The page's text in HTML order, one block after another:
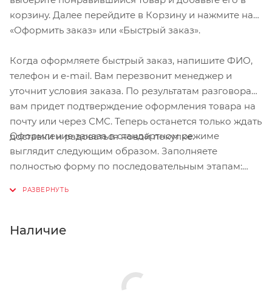
корзину. Далее перейдите в Корзину и нажмите на
«Оформить заказ» или «Быстрый заказ».
Когда оформляете быстрый заказ, напишите ФИО,
телефон и e-mail. Вам перезвонит менеджер и
уточнит условия заказа. По результатам разговора
вам придет подтверждение оформления товара на
почту или через СМС. Теперь останется только ждать
доставки и радоваться новой покупке.
Оформление заказа в стандартном режиме
выглядит следующим образом. Заполняете
полностью форму по последовательным этапам:
Нажмите кнопку «Оформить заказ».
Наличие